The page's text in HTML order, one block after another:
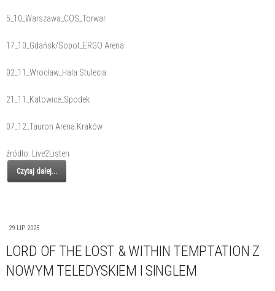
5_10_Warszawa_COS_Torwar
17_10_Gdańsk/Sopot_ERGO Arena
02_11_Wrocław_Hala Stulecia
21_11_Katowice_Spodek
07_12_Tauron Arena Kraków
źródło: Live2Listen
Czytaj dalej...
29 LIP 2025
LORD OF THE LOST & WITHIN TEMPTATION Z
NOWYM TELEDYSKIEM I SINGLEM